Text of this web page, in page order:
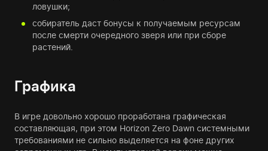
ловушки;
собиратель даст бонусы к получаемым ресурсам
после смерти очередного зверя или при сборе
растений.
Графика
В игре довольно хорошо проработана графическая
составляющая, при этом Horizon Zero Dawn системными
требованиями не сильно выделяется на фоне других